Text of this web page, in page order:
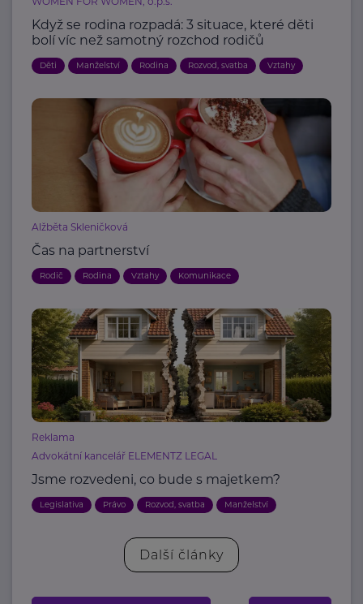
Když se rodina rozpadá: 3 situace, které děti
bolí víc než samotný rozchod rodičů
Děti Manželství Rodina Rozvod, svatba Vztahy
Alžběta Skleničková
Čas na partnerství
Rodič Rodina Vztahy Komunikace
Reklama
Advokátní kancelář ELEMENTZ LEGAL
Jsme rozvedeni, co bude s majetkem?
Legislativa Právo Rozvod, svatba Manželství
Další články